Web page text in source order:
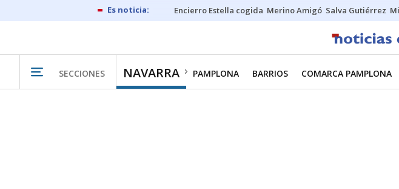
Encierro Estella cogida Merino Amigó Salva Gutiérrez
SECCIONES NAVARRA PAMPLONA BARRIOS COMARCA PAMPLONA